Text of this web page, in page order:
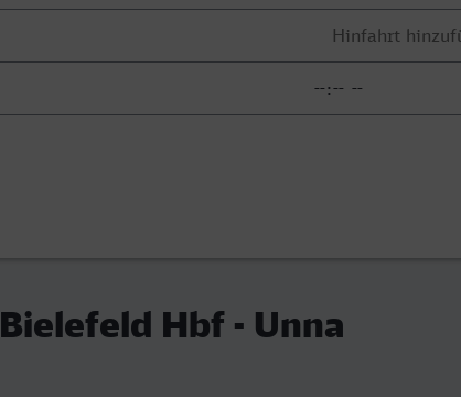
Bielefeld Hbf - Unna